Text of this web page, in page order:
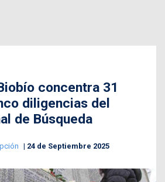
concentra 31
diligencias del
de Búsqueda
24 de Septiembre 2025